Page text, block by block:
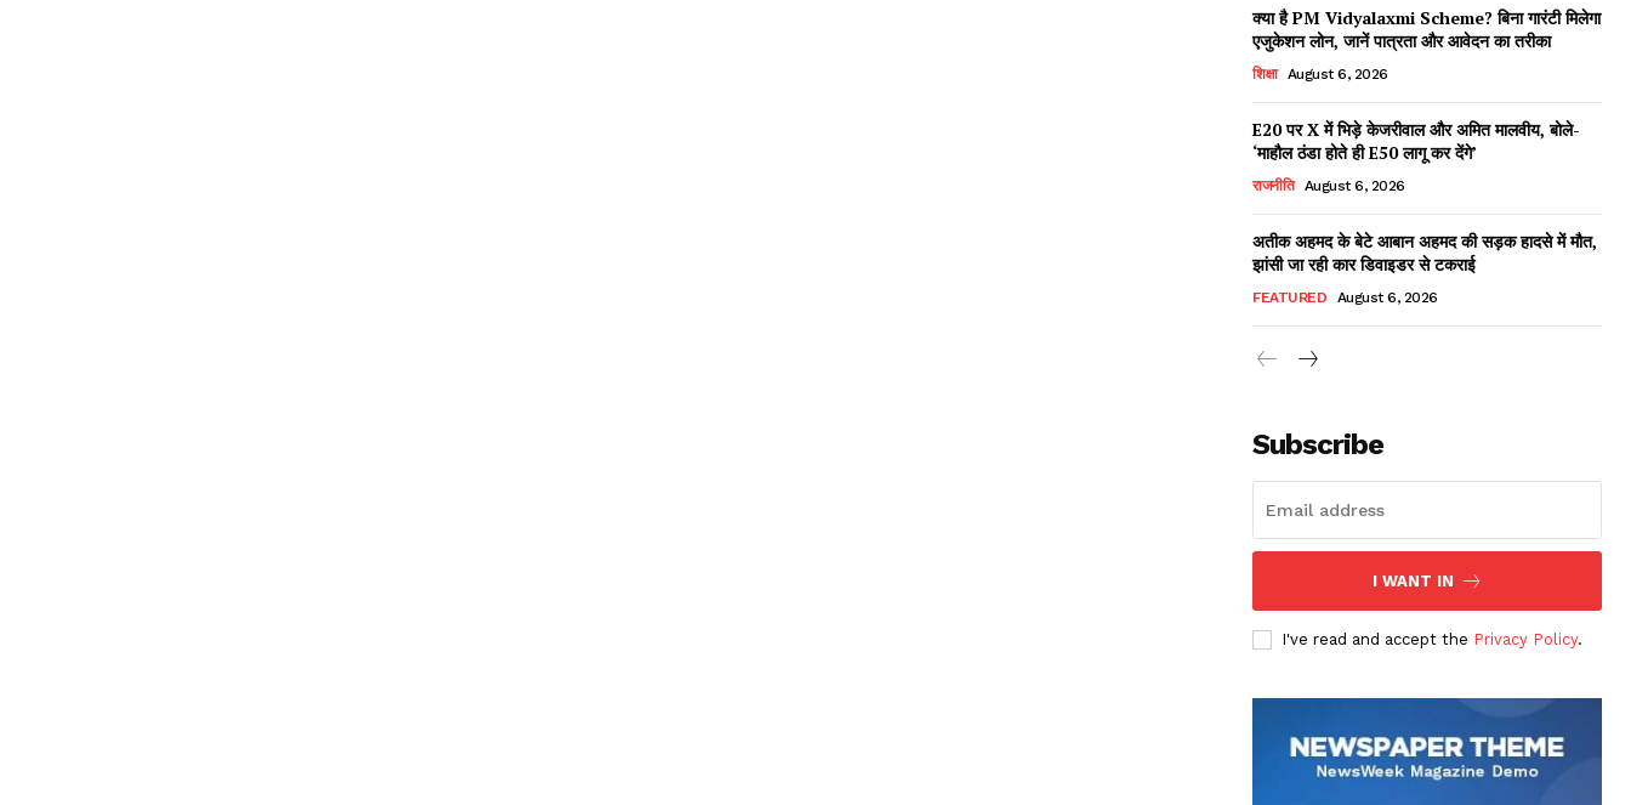
क्या है PM Vidyalaxmi Scheme? बिना गारंटी मिलेगा
एजुकेशन लोन, जानें पात्रता और आवेदन का तरीका
शिक्षा August 6, 2026
E20 पर X में भिड़े केजरीवाल और अमित मालवीय, बोले-
‘माहौल ठंडा होते ही E50 लागू कर देंगे’
राजनीति August 6, 2026
अतीक अहमद के बेटे आबान अहमद की सड़क हादसे में मौत,
झांसी जा रही कार डिवाइडर से टकराई
FEATURED August 6, 2026
Subscribe
I WANT IN
I've read and accept the Privacy Policy.